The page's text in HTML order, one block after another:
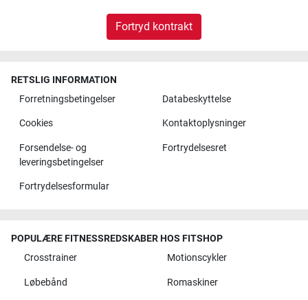
Fortryd kontrakt
RETSLIG INFORMATION
Forretningsbetingelser
Databeskyttelse
Cookies Kontaktoplysninger
Forsendelse- og
leveringsbetingelser
Fortrydelsesret
Fortrydelsesformular
POPULÆRE FITNESSREDSKABER HOS FITSHOP
Crosstrainer
Motionscykler
Løbebånd Romaskiner